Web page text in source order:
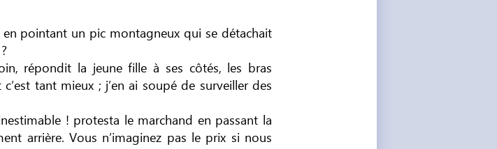
pointant un pic montagneux qui se détachait
répondit la jeune fille à ses côtés, les bras
tant mieux ; j’en ai soupé de surveiller des
! protesta le marchand en passant la
arrière. Vous n’imaginez pas le prix si nous